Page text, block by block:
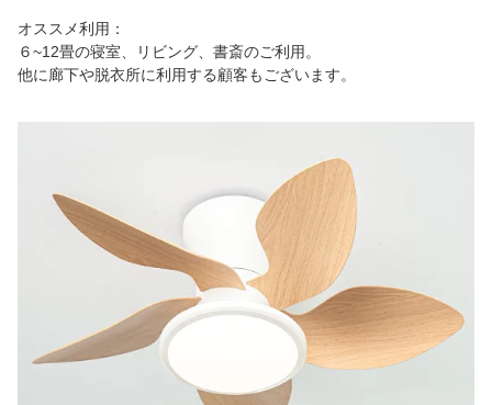
オススメ利用：
６~12畳の寝室、リビング、書斎のご利用。
他に廊下や脱衣所に利用する顧客もございます。